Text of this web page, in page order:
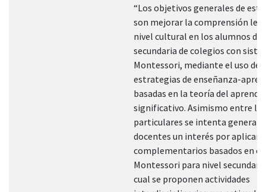
“Los objetivos generales de
son mejorar la comprensión
nivel cultural en los alumnos de
secundaria de colegios con
Montessori, mediante el uso de
estrategias de enseñanza-
basadas en la teoría del
significativo. Asimismo entre
particulares se intenta generar
docentes un interés por aplicar
complementarios basados en
Montessori para nivel
cual se proponen actividades